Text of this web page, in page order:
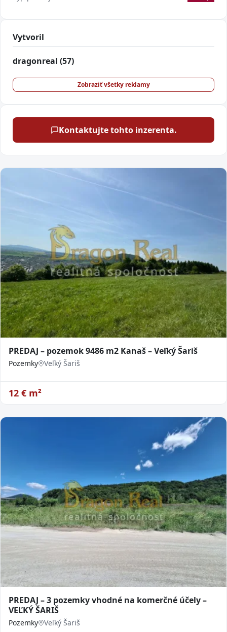
Vytvoril
dragonreal (57)
Zobraziť všetky reklamy
Kontaktujte tohto inzerenta.
PREDAJ – pozemok 9486 m2 Kanaš – Veľký Šariš
Pozemky Veľký Šariš
12 € m²
PREDAJ – 3 pozemky vhodné na komerčné účely –
VEĽKÝ ŠARIŠ
Pozemky Veľký Šariš